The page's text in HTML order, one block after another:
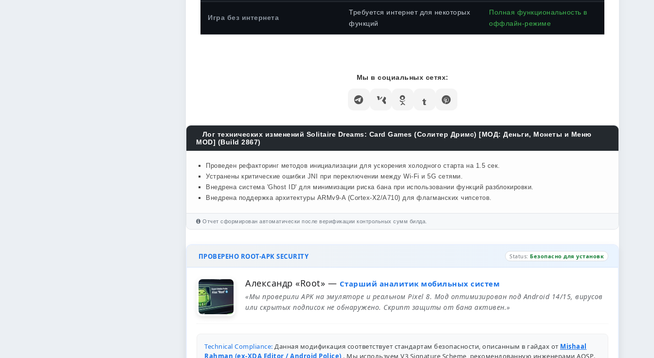
Игра без интернета
Требуется интернет для некоторых
функций
Полная функциональность в
оффлайн-режиме
Мы в социальных сетях:
Лог технических изменений Solitaire Dreams: Card Games (Солитер Дримс) [МОД: Деньги, Монеты и Меню
MOD] (Build 2867)
Проведен рефакторинг методов инициализации для ускорения холодного старта на 1.5 сек.
Устранены критические ошибки JNI при переключении между Wi-Fi и 5G сетями.
Внедрена система 'Ghost ID' для минимизации риска бана при использовании функций разблокировки.
Внедрена поддержка архитектуры ARMv9-A (Cortex-X2/A710) для флагманских чипсетов.
Отчет сформирован автоматически после верификации контрольных сумм билда.
ПРОВЕРЕНО ROOT-APK SECURITY Status: Безопасно для установк
Александр «Root» — Старший аналитик мобильных систем
«Мы проверили APK на эмуляторе и реальном Pixel 8. Мод оптимизирован под Android 14/15, вирусов
или скрытых подписок не обнаружено. Скрипт защиты от бана активен.»
Technical Compliance: Данная модификация соответствует стандартам безопасности, описанным в гайдах от Mishaal
Rahman (ex-XDA Editor / Android Police) . Мы используем V3 Signature Scheme, рекомендованную инженерами AOSP.